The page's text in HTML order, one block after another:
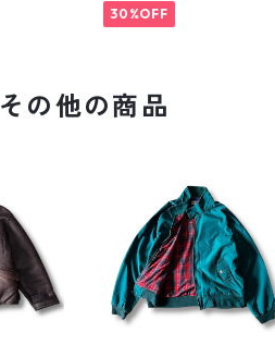
30%OFF
その他の商品